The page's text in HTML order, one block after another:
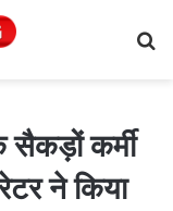
सैकड़ों कर्मी
ने किया